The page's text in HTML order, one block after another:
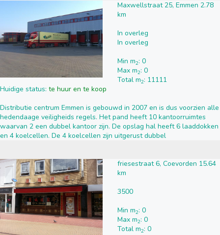
Maxwellstraat 25, Emmen 2.78
km
In overleg
In overleg
Min m2: 0
Max m2: 0
Total m2: 11111
Huidige status: te huur en te koop
Distributie centrum Emmen is gebouwd in 2007 en is dus voorzien alle
hedendaage veiligheids regels. Het pand heeft 10 kantoorruimtes
waarvan 2 een dubbel kantoor zijn. De opslag hal heeft 6 laaddokken
en 4 koelcellen. De 4 koelcellen zijn uitgerust dubbel
friesestraat 6, Coevorden 15.64
km
3500
Min m2: 0
Max m2: 0
Total m2: 0